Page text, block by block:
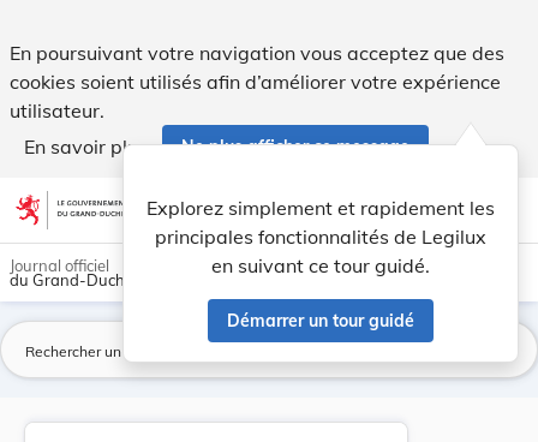
En poursuivant votre navigation vous acceptez que des
cookies soient utilisés afin d’améliorer votre expérience
utilisateur.
En savoir plus
Ne plus afficher ce message
Aller au contenu account_circle help Aide
Explorez simplement et rapidement les
principales fonctionnalités de Legilux
en suivant ce tour guidé.
Démarrer un tour guidé
light_mode dark_mode
Journal officiel
du Grand-Duché de Luxembourg